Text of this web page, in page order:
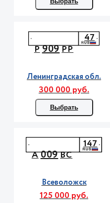
Р909РР
47
Ленинградская обл.
300 000 руб.
Выбрать
А009ВС
147
Всеволожск
125 000 руб.